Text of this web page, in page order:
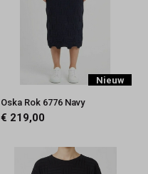
Nieuw
Oska Rok 6776 Navy
€ 219,00